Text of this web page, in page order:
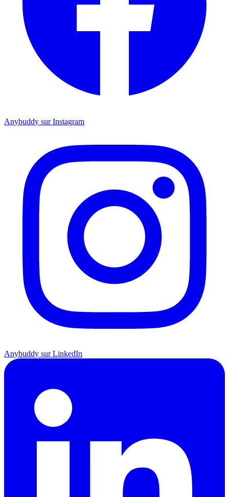
Anybuddy sur Instagram
Anybuddy sur LinkedIn